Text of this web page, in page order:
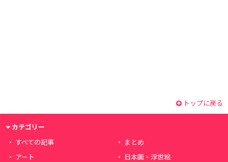
トップに戻る
カテゴリー
すべての記事
まとめ
アート
日本画・浮世絵